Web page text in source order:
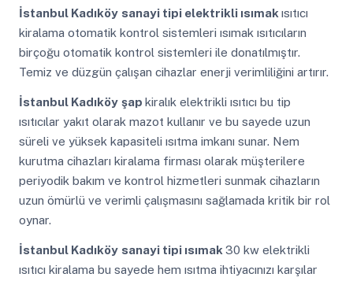
İstanbul Kadıköy sanayi tipi elektrikli ısımak ısıtıcı
kiralama otomatik kontrol sistemleri ısımak ısıtıcıların
birçoğu otomatik kontrol sistemleri ile donatılmıştır.
Temiz ve düzgün çalışan cihazlar enerji verimliliğini artırır.
İstanbul Kadıköy şap kiralık elektrikli ısıtıcı bu tip
ısıtıcılar yakıt olarak mazot kullanır ve bu sayede uzun
süreli ve yüksek kapasiteli ısıtma imkanı sunar. Nem
kurutma cihazları kiralama firması olarak müşterilere
periyodik bakım ve kontrol hizmetleri sunmak cihazların
uzun ömürlü ve verimli çalışmasını sağlamada kritik bir rol
oynar.
İstanbul Kadıköy sanayi tipi ısımak 30 kw elektrikli
ısıtıcı kiralama bu sayede hem ısıtma ihtiyacınızı karşılar